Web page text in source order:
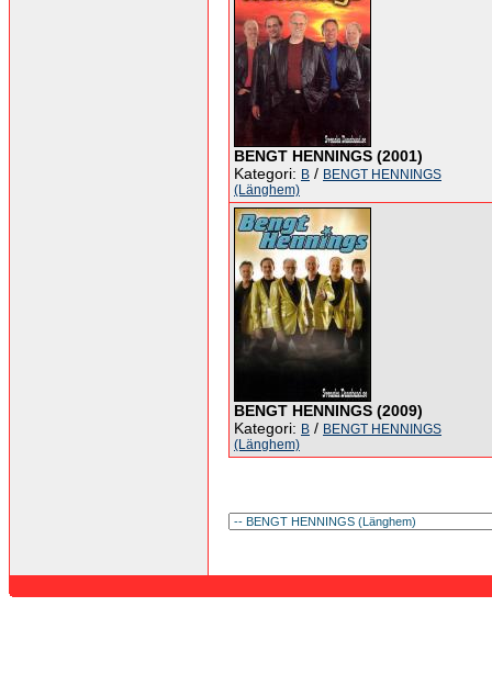
BENGT HENNINGS (2001)
Kategori: B / BENGT HENNINGS
(Länghem)
BENGT HENNINGS (2009)
Kategori: B / BENGT HENNINGS
(Länghem)